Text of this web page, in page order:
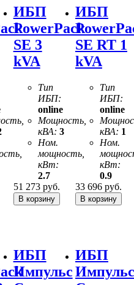
ИБП
PowerPack
SE 3
kVA
Тип
ИБП:
online
Мощность,
кВА: 3
Ном.
мощность,
кВт:
2.7
51 273руб.
ИБП
SE RT 1
kVA
Тип
ИБП:
online
кВА: 1
Ном.
кВт:
0.9
33 696руб.
ИБП
Импульс
ИБП
Импульс